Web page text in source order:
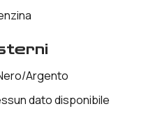
Argento
dato disponibile